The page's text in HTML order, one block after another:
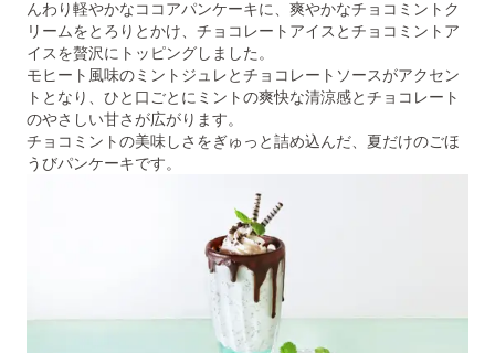
んわり軽やかなココアパンケーキに、爽やかなチョコミントク
リームをとろりとかけ、チョコレートアイスとチョコミントア
イスを贅沢にトッピングしました。
モヒート風味のミントジュレとチョコレートソースがアクセン
トとなり、ひと口ごとにミントの爽快な清涼感とチョコレート
のやさしい甘さが広がります。
チョコミントの美味しさをぎゅっと詰め込んだ、夏だけのごほ
うびパンケーキです。